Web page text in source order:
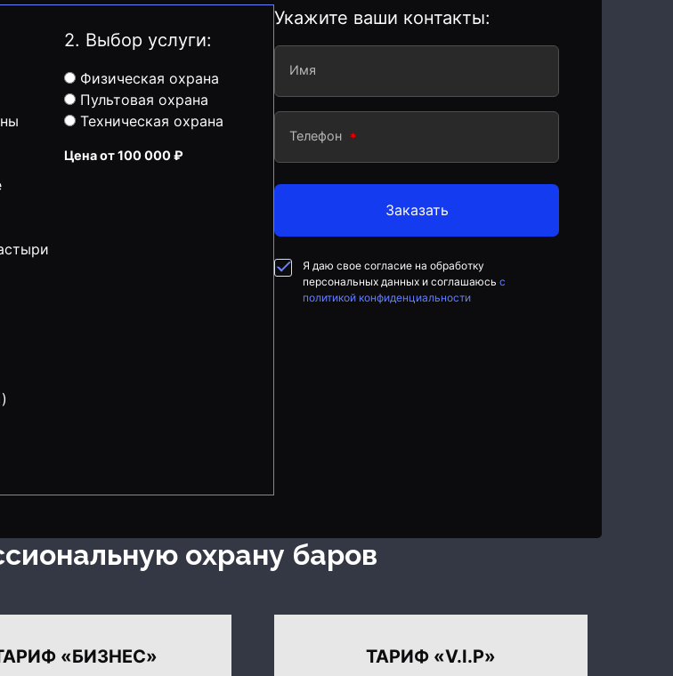
2. Выбор услуги:
Физическая охрана
Пультовая охрана
Техническая охрана
Цена от 100 000 ₽
Укажите ваши контакты:
Имя
Телефон
Заказать
Я даю свое согласие на обработку
персональных данных и соглашаюсь с
политикой конфиденциальности
охрану баров
«БИЗНЕС» ТАРИФ «V.I.P»